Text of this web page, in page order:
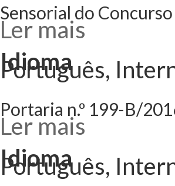
Sensorial do
Ler mais acerca
Idioma
Português,
Portaria n.º 199-B/
Ler mais acerca
Idioma
Português,